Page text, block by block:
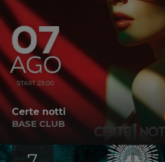
Certe notti
BASE CLUB